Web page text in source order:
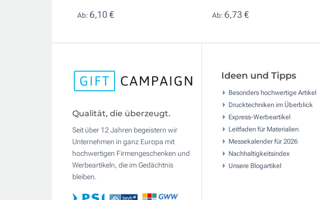
Ab: 6,10 € Ab: 6,73 €
Qualität, die überzeugt.
Seit über 12 Jahren begeistern wir
Unternehmen in ganz Europa mit
hochwertigen Firmengeschenken und
Werbeartikeln, die im Gedächtnis
bleiben.
Ideen und Tipps
Besonders hochwertige Artikel
Drucktechniken im Überblick
Express-Werbeartikel
Leitfaden für Materialien
Messekalender für 2026
Nachhaltigkeitsindex
Unsere Blogartikel